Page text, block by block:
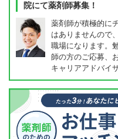
院にて薬剤師募集！
薬剤師が積極的に
はありませんので
職場になります。
師の方のご応募、
キャリアアドバイ